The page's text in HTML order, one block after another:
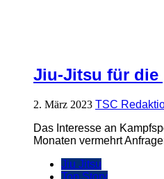
Jiu-Jitsu für die
2. März 2023 TSC
Das Interesse an
Monaten vermehrt
Jiu Jitsu
Top Story